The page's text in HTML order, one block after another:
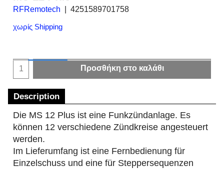
RFRemotech 4251589701758
χωρίς Shipping
Προσθήκη στο καλάθι
Description
Die MS 12 Plus ist eine Funkzündanlage. Es
können 12 verschiedene Zündkreise angesteuert
werden.
Im Lieferumfang ist eine Fernbedienung für
Einzelschuss und eine für Steppersequenzen